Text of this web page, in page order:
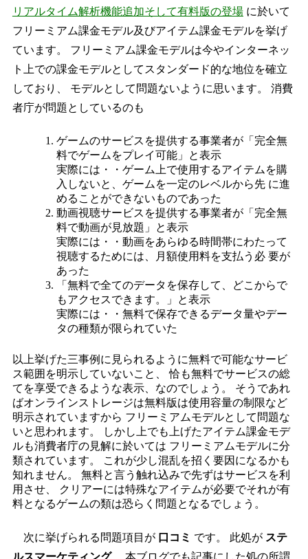
リアルタイム解析機能追加そして有料版の登場に於いて
フリーミアム課金モデル及びアイテム課金モデルを挙げ
ています。 フリーミアム課金モデルは今やインターネッ
ト上での課金モデルとしてスタンダード的な地位を確立
しており、 モデルとして問題ないように思います。 消費
者庁が問題としているのも
ゲームのサービスを提供する事業者が「完全無
料でゲームをプレイ可能」と表示
実際には・・ゲーム上で使用するアイテムを購
入しないと、ゲームを一定のレベルから先 に進
めることができないものであった
動画視聴サービスを提供する事業者が「完全無
料で動画が見放題」と表示
実際には・・動画をあらゆる時間帯にわたって
視聴するためには、月額使用料を支払う必 要が
あった
「無料で全てのデータを保存して、どこからで
もアクセスできます。」と表示
実際には・・無料で保存できるデータ量やデー
タの種類が限られていた
以上挙げた三事例に見られるように無料で可能なサービ
ス範囲を明示していないこと、 恰も無料でサービスの総
てを享受できるような表示、なのでしょう。 そうであれ
ばオンラインストレージは無料版は使用容量の制限など
明示されていますから フリーミアムモデルとして問題な
いと思われます。 しかし上でも上げたアイテム課金モデ
ルも消費者庁の見解に於いては フリーミアムモデルに分
類されています。 これが少し混乱を招く要因になるかも
知れません。 無料と言う触れ込みで先ずはサービスを利
用させ、 クリアーには特殊なアイテムが必要でそれが有
料となるゲームの類は恐らく問題となるでしょう。
次に挙げられる問題項目が 口コミ です。 此処が ステ
ルスマーケティング、本ブログでも記事にした処の所謂